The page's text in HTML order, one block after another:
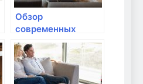
Обзор
современных
стандартов Wi-Fi:
что выбрать?